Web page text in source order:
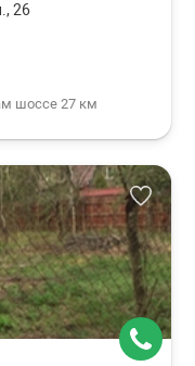
26
шоссе 27 км